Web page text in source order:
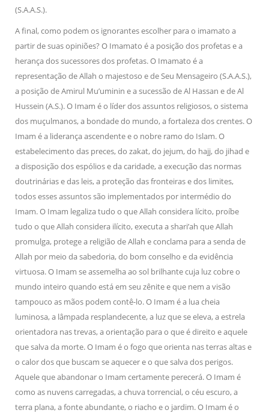
(S.A.A.S.).
A final, como podem os ignorantes escolher para o imamato a
partir de suas opiniões? O Imamato é a posição dos profetas e a
herança dos sucessores dos profetas. O Imamato é a
representação de Allah o majestoso e de Seu Mensageiro (S.A.A.S.),
a posição de Amirul Mu’uminin e a sucessão de Al Hassan e de Al
Hussein (A.S.). O Imam é o líder dos assuntos religiosos, o sistema
dos muçulmanos, a bondade do mundo, a fortaleza dos crentes. O
Imam é a liderança ascendente e o nobre ramo do Islam. O
estabelecimento das preces, do zakat, do jejum, do hajj, do jihad e
a disposição dos espólios e da caridade, a execução das normas
doutrinárias e das leis, a proteção das fronteiras e dos limites,
todos esses assuntos são implementados por intermédio do
Imam. O Imam legaliza tudo o que Allah considera lícito, proíbe
tudo o que Allah considera ilícito, executa a shari’ah que Allah
promulga, protege a religião de Allah e conclama para a senda de
Allah por meio da sabedoria, do bom conselho e da evidência
virtuosa. O Imam se assemelha ao sol brilhante cuja luz cobre o
mundo inteiro quando está em seu zênite e que nem a visão
tampouco as mãos podem contê-lo. O Imam é a lua cheia
luminosa, a lâmpada resplandecente, a luz que se eleva, a estrela
orientadora nas trevas, a orientação para o que é direito e aquele
que salva da morte. O Imam é o fogo que orienta nas terras altas e
o calor dos que buscam se aquecer e o que salva dos perigos.
Aquele que abandonar o Imam certamente perecerá. O Imam é
como as nuvens carregadas, a chuva torrencial, o céu escuro, a
terra plana, a fonte abundante, o riacho e o jardim. O Imam é o